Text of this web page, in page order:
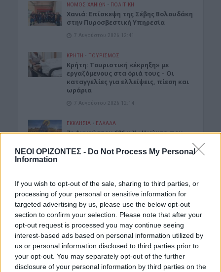
ΝΕΟΙ ΟΡΙΖΟΝΤΕΣ - Do Not Process My Personal
Information
If you wish to opt-out of the sale, sharing to third parties, or
processing of your personal or sensitive information for
targeted advertising by us, please use the below opt-out
section to confirm your selection. Please note that after your
opt-out request is processed you may continue seeing
interest-based ads based on personal information utilized by
us or personal information disclosed to third parties prior to
your opt-out. You may separately opt-out of the further
disclosure of your personal information by third parties on the
ΝΟΜΌΣ ΧΑΝΊΩΝ • ΠΟΛΙΤΙΚΗ
Xανιά: Επίσκεψη της Σέβης Βολουδάκη
στην Πυροσβεστική Υπηρεσία
7 Αυγούστου 2026 12:41
ΚΡΗΤΗ • ΤΟΥΡΙΣΜΟΣ
Κρήτη: Τουριστική «έκρηξη» με
εργαζόμενους στα όριά τους – Οι
καταγγελίες για ελλείψεις, πίεση και
ωράρια
7 Αυγούστου 2026 12:14
ΕΚΚΛΗΣΙΑ • ΕΛΛΑΔΑ
7η Αυγούστου 626 μ.Χ.: Η νύχτα που
Κωνσταντινούπολη
ΝΟΜΌΣ ΧΑΝΊΩΝ
Χανιά: Ξάπλωσε να κάνει
ηλιοθεραπεία και πέθανε!
7 Αυγούστου 2026 12:04
ΓΕΎΣΗ - ΨΥΧΑΓΩΓΊΑ • ΝΟΜΌΣ ΧΑΝΊΩΝ
Χανιά: Η παράσταση «Ο Σώζων
Εαυτόν Σωθήτω» στο Θέατρο
Ανατολικής Τάφρου